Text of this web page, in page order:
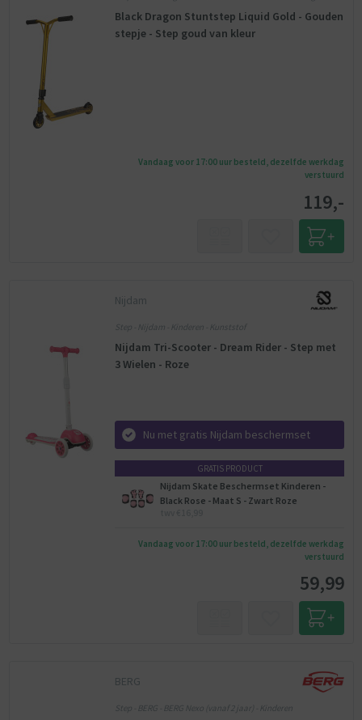
Black Dragon Stuntstep Liquid Gold - Gouden
stepje - Step goud van kleur
Vandaag voor 17:00 uur besteld, dezelfde werkdag
verstuurd
119,-
Nijdam
Step - Nijdam - Kinderen - Kunststof
Nijdam Tri-Scooter - Dream Rider - Step met
3 Wielen - Roze
Nu met gratis Nijdam beschermset
GRATIS PRODUCT
Nijdam Skate Beschermset Kinderen -
Black Rose - Maat S - Zwart Roze
Vandaag voor 17:00 uur besteld, dezelfde werkdag
verstuurd
59,99
BERG
Step - BERG - BERG Nexo (vanaf 2 jaar) - Kinderen